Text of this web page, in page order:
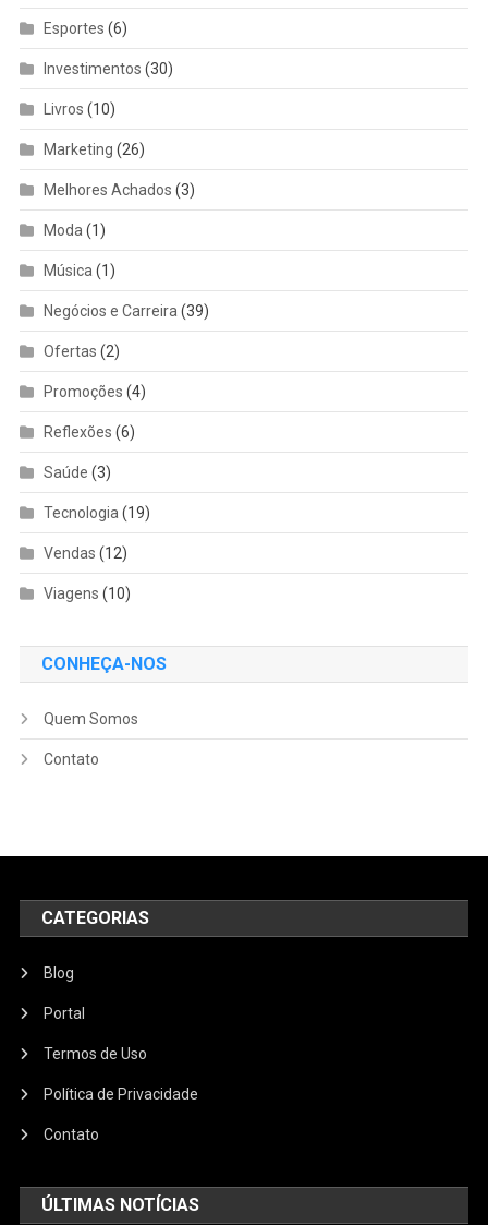
Esportes (6)
Investimentos (30)
Livros (10)
Marketing (26)
Melhores Achados (3)
Moda (1)
Música (1)
Negócios e Carreira (39)
Ofertas (2)
Promoções (4)
Reflexões (6)
Saúde (3)
Tecnologia (19)
Vendas (12)
Viagens (10)
CONHEÇA-NOS
Quem Somos
Contato
CATEGORIAS
Blog
Portal
Termos de Uso
Política de Privacidade
Contato
ÚLTIMAS NOTÍCIAS